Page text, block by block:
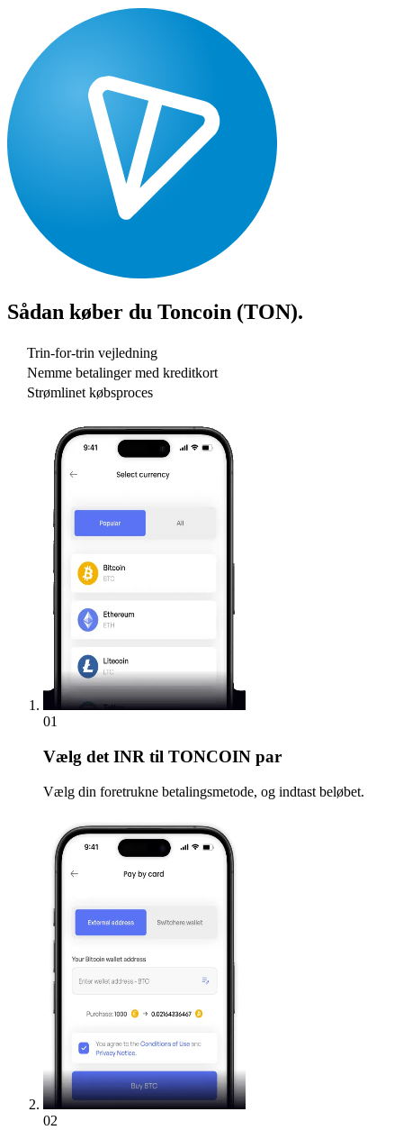
Sådan køber du Toncoin (TON).
Trin-for-trin vejledning
Nemme betalinger med kreditkort
Strømlinet købsproces
01
Vælg det INR til TONCOIN par
Vælg din foretrukne betalingsmetode, og indtast beløbet.
02